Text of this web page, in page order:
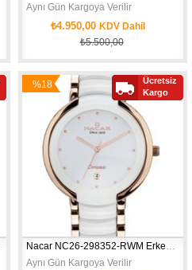
Aynı Gün Kargoya Verilir
₺4.950,00 KDV Dahil
₺5.500,00
Aynı Gün Kargoya Verilir
%18
Ücretsiz
Kargo